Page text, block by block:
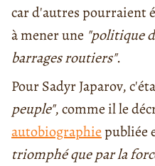
car d'autres pourraient
à mener une "politique
barrages routiers".
Pour Sadyr Japarov,
peuple", comme il le
autobiographiepubliée
triomphé que par la